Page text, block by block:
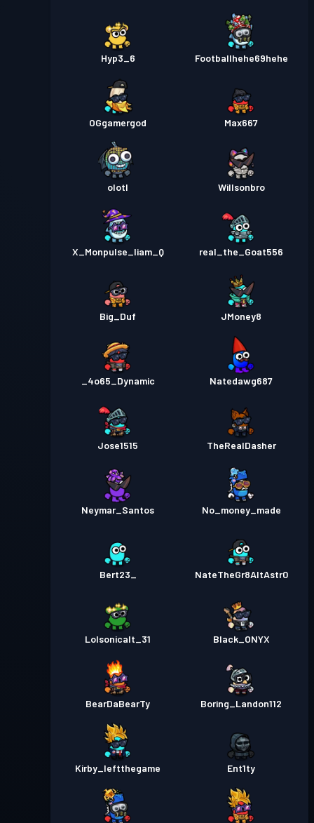
Hyp3_6 Footballhehe69hehe
OGgamergod Max667
olotl Willsonbro
X_Monpulse_liam_Q real_the_Goat556
Big_Duf JMoney8
_4o65_Dynamic Natedawg687
Jose1515 TheRealDasher
Neymar_Santos No_money_made
Bert23_ NateTheGr8AltAstr0
Lolsonicalt_31 Black_ONYX
BearDaBearTy Boring_Landon112
Kirby_leftthegame Ent1ty